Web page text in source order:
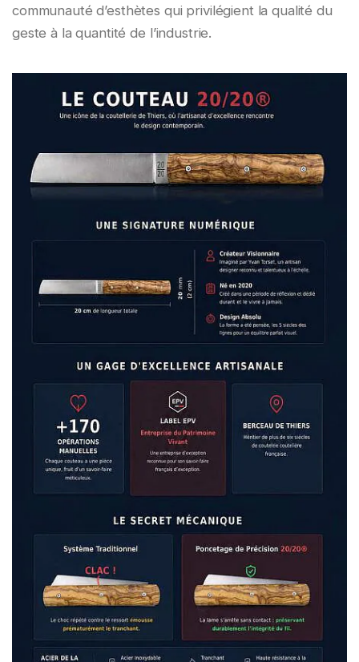
communauté d’esthètes qui privilégient la qualité du
geste à la quantité de l’industrie.